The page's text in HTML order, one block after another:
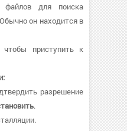
файлов для поиска
он находится в
приступить к
разрешение
.